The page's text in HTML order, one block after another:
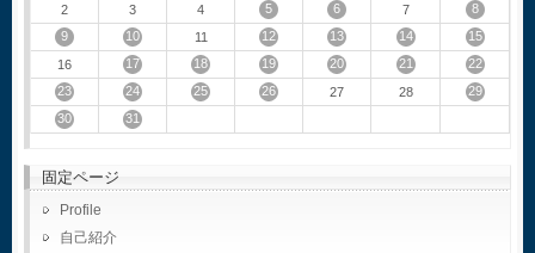
2
3 4 5 6 7
8
9
10 11 12 13 14
15
16
17 18 19 20 21
22
23
24 25 26 27 28
29
30
31
固定ページ
Profile
自己紹介